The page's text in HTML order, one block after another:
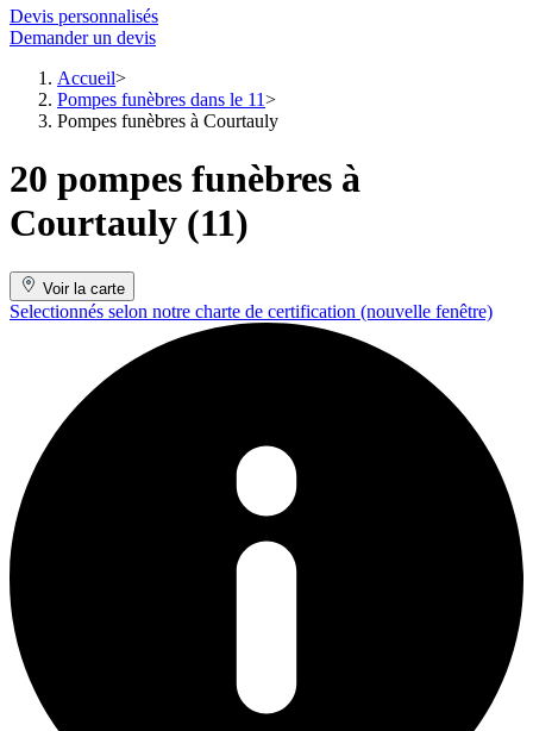
Devis personnalisés
Demander un devis
Accueil
Pompes funèbres dans le 11
Pompes funèbres à Courtauly
20 pompes funèbres à
Courtauly (11)
Voir la carte
Selectionnés selon notre charte de certification (nouvelle fenêtre)